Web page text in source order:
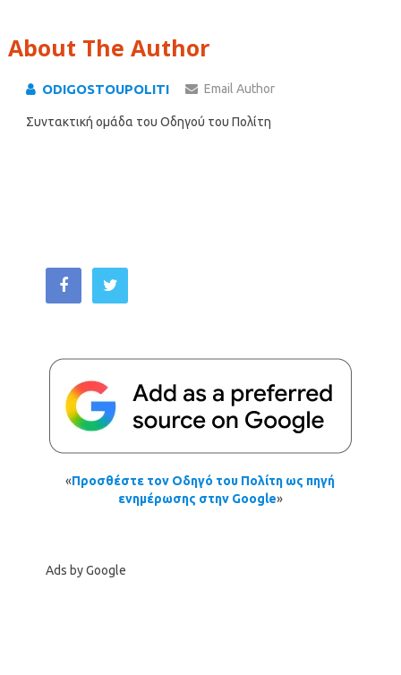
About The Author
ODIGOSTOUPOLITI Email Author
Συντακτική ομάδα του Οδηγού του Πολίτη
«Προσθέστε τον Οδηγό του Πολίτη ως πηγή
ενημέρωσης στην Google»
Ads by Google